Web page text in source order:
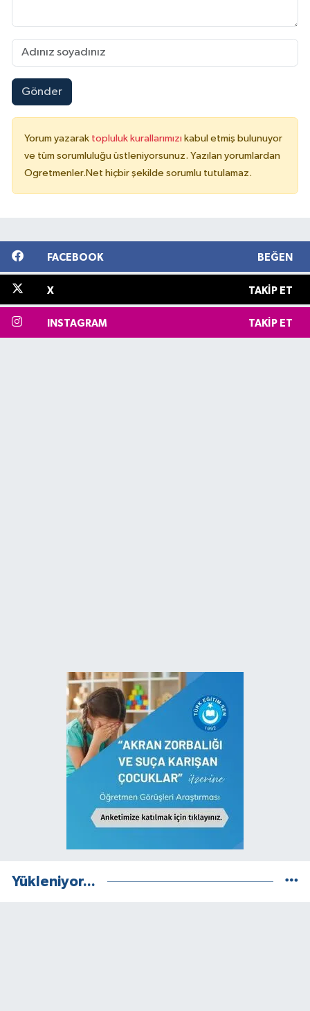
Gönder
Yorum yazarak topluluk kurallarımızı kabul etmiş bulunuyor
ve tüm sorumluluğu üstleniyorsunuz. Yazılan yorumlardan
Ogretmenler.Net hiçbir şekilde sorumlu tutulamaz.
FACEBOOK BEĞEN
X TAKIP ET
INSTAGRAM TAKIP ET
Yükleniyor...